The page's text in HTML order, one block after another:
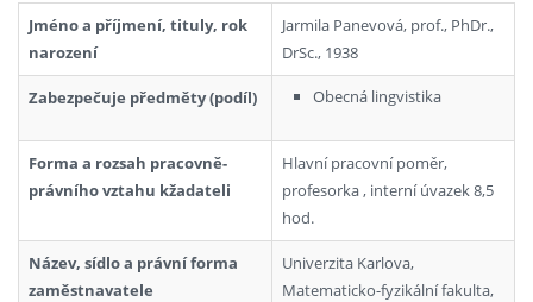
Jméno a příjmení, tituly, rok
narození
Jarmila Panevová, prof., PhDr.,
DrSc., 1938
Zabezpečuje předměty (podíl) Obecná lingvistika
Forma a rozsah pracovně-
právního vztahu kžadateli
Hlavní pracovní poměr,
profesorka , interní úvazek 8,5
hod.
Název, sídlo a právní forma
zaměstnavatele
Univerzita Karlova,
Matematicko-fyzikální fakulta,